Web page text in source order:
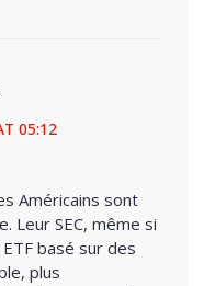
05:12
Américains sont
Leur SEC, même si
basé sur des
plus